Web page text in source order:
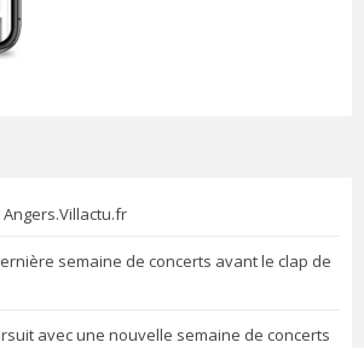
semaine de concerts avant le clap de
avec une nouvelle semaine de concerts